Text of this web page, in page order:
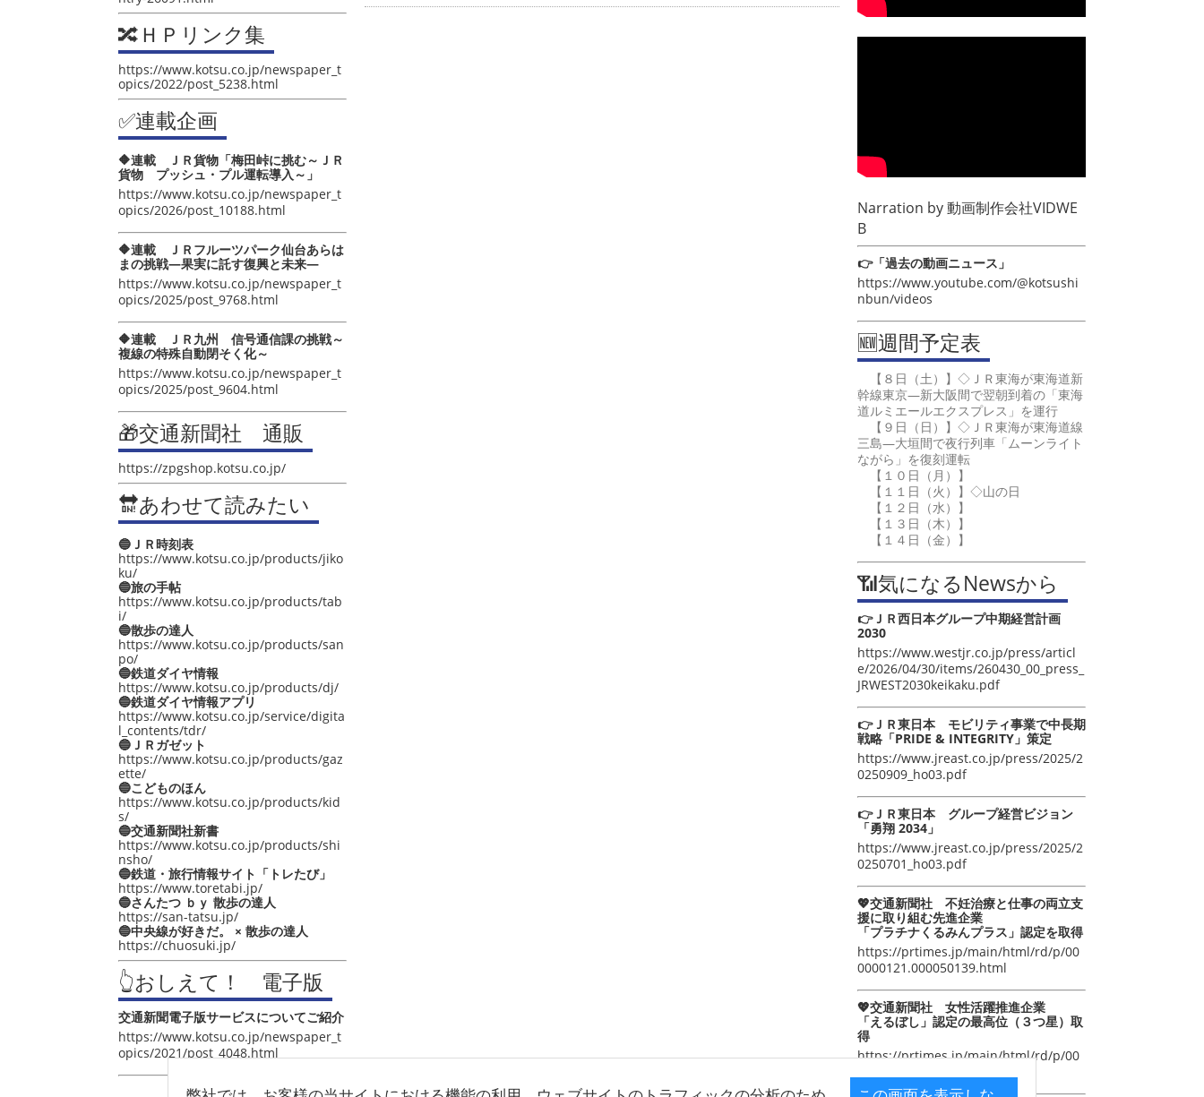
🔀ＨＰリンク集
https://www.kotsu.co.jp/newspaper_t
opics/2022/post_5238.html
✅連載企画
🔶連載 ＪＲ貨物「梅田峠に挑む～ＪＲ
貨物 プッシュ・プル運転導入～」
https://www.kotsu.co.jp/newspaper_t
opics/2026/post_10188.html
🔶連載 ＪＲフルーツパーク仙台あらは
まの挑戦―果実に託す復興と未来―
https://www.kotsu.co.jp/newspaper_t
opics/2025/post_9768.html
🔶連載 ＪＲ九州 信号通信課の挑戦～
複線の特殊自動閉そく化～
https://www.kotsu.co.jp/newspaper_t
opics/2025/post_9604.html
🎁交通新聞社 通販
https://zpgshop.kotsu.co.jp/
🔛あわせて読みたい
🔵ＪＲ時刻表
https://www.kotsu.co.jp/products/jiko
ku/
🔵旅の手帖
https://www.kotsu.co.jp/products/tab
i/
🔵散歩の達人
https://www.kotsu.co.jp/products/san
po/
🔵鉄道ダイヤ情報
https://www.kotsu.co.jp/products/dj/
🔵鉄道ダイヤ情報アプリ
https://www.kotsu.co.jp/service/digita
l_contents/tdr/
🔵ＪＲガゼット
https://www.kotsu.co.jp/products/gaz
ette/
🔵こどものほん
https://www.kotsu.co.jp/products/kid
s/
🔵交通新聞社新書
https://www.kotsu.co.jp/products/shi
nsho/
🔵鉄道・旅行情報サイト「トレたび」
https://www.toretabi.jp/
🔵さんたつ ｂｙ 散歩の達人
https://san-tatsu.jp/
🔵中央線が好きだ。 × 散歩の達人
https://chuosuki.jp/
👆おしえて！ 電子版
交通新聞電子版サービスについてご紹介
https://www.kotsu.co.jp/newspaper_t
opics/2021/post_4048.html
Narration by動画制作会社VIDWE
B
👉「過去の動画ニュース」
https://www.youtube.com/@kotsushi
nbun/videos
🆕週間予定表
【８日（土）】◇ＪＲ東海が東海道新
幹線東京―新大阪間で翌朝到着の「東海
道ルミエールエクスプレス」を運行
【９日（日）】◇ＪＲ東海が東海道線
三島―大垣間で夜行列車「ムーンライト
ながら」を復刻運転
【１０日（月）】
【１１日（火）】◇山の日
【１２日（水）】
【１３日（木）】
【１４日（金）】
📶気になるNewsから
👉ＪＲ西日本グループ中期経営計画
2030
https://www.westjr.co.jp/press/articl
e/2026/04/30/items/260430_00_press_
JRWEST2030keikaku.pdf
👉ＪＲ東日本 モビリティ事業で中長期
戦略「PRIDE & INTEGRITY」策定
https://www.jreast.co.jp/press/2025/2
0250909_ho03.pdf
👉ＪＲ東日本 グループ経営ビジョン
「勇翔 2034」
https://www.jreast.co.jp/press/2025/2
0250701_ho03.pdf
💖交通新聞社 不妊治療と仕事の両立支
援に取り組む先進企業
「プラチナくるみんプラス」認定を取得
https://prtimes.jp/main/html/rd/p/00
0000121.000050139.html
💖交通新聞社 女性活躍推進企業
「えるぼし」認定の最高位（３つ星）取
得
https://prtimes.jp/main/html/rd/p/00